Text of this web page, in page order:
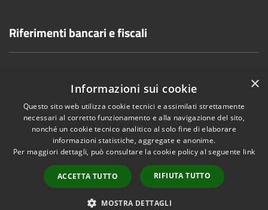
Riferimenti bancari e fiscali
Accessibility Privacy Cookie
Sitemap
Dichiarazione di accessibilità
×
Informazioni sui cookie
Questo sito web utilizza cookie tecnici e assimilati strettamente
necessari al corretto funzionamento e alla navigazione del sito,
nonché un cookie tecnico analitico al solo fine di elaborare
informazioni statistiche, aggregate e anonime.
Per maggiori dettagli, può consultare la cookie policy al seguente link
ACCETTA TUTTO RIFIUTA TUTTO
MOSTRA DETTAGLI